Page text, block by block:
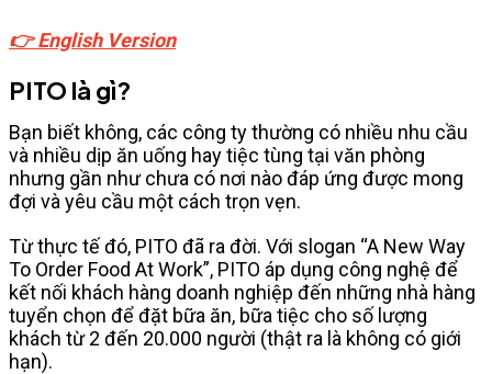
👉English Version
PITO là gì?
Bạn biết không, các công ty thường có nhiều nhu cầu
và nhiều dịp ăn uống hay tiệc tùng tại văn phòng
nhưng gần như chưa có nơi nào đáp ứng được mong
đợi và yêu cầu một cách trọn vẹn.
Từ thực tế đó, PITO đã ra đời. Với slogan “A New Way
To Order Food At Work”, PITO áp dụng công nghệ để
kết nối khách hàng doanh nghiệp đến những nhà hàng
tuyển chọn để đặt bữa ăn, bữa tiệc cho số lượng
khách từ 2 đến 20.000 người (thật ra là không có giới
hạn).